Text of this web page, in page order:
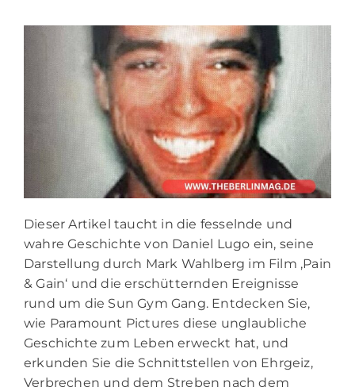
Dieser Artikel taucht in die fesselnde und
wahre Geschichte von Daniel Lugo ein, seine
Darstellung durch Mark Wahlberg im Film ‚Pain
& Gain‘ und die erschütternden Ereignisse
rund um die Sun Gym Gang. Entdecken Sie,
wie Paramount Pictures diese unglaubliche
Geschichte zum Leben erweckt hat, und
erkunden Sie die Schnittstellen von Ehrgeiz,
Verbrechen und dem Streben nach dem